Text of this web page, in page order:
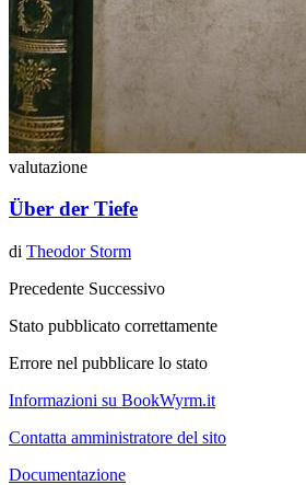
valutazione
Über der Tiefe
di Theodor Storm
Precedente Successivo
Stato pubblicato correttamente
Errore nel pubblicare lo stato
Informazioni su BookWyrm.it
Contatta amministratore del sito
Documentazione